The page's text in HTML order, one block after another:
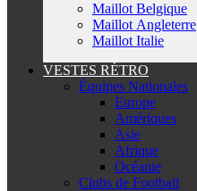
Maillot Belgique
Maillot Angleterre
Maillot Italie
VESTES RÉTRO
Équipes Nationales
Europe
Amériques
Asie
Afrique
Océanie
Clubs de Football